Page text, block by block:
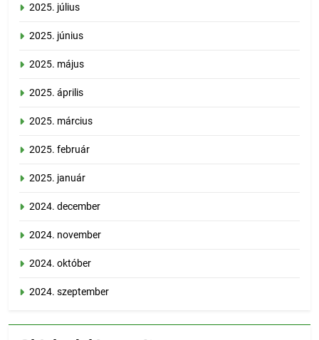
2025. július
2025. június
2025. május
2025. április
2025. március
2025. február
2025. január
2024. december
2024. november
2024. október
2024. szeptember